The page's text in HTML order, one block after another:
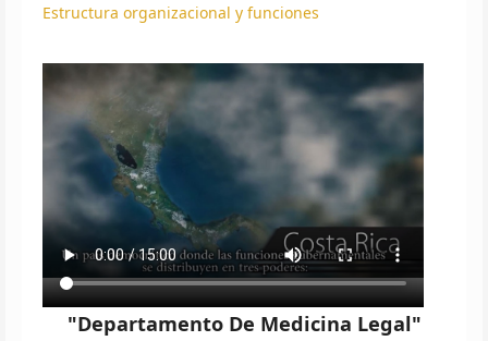
Estructura organizacional y funciones
"Departamento De Medicina Legal"